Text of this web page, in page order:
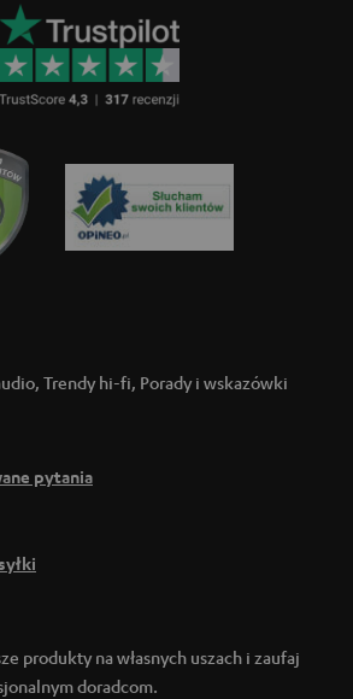
Trendy hi-fi, Porady i wskazówki
pytania
produkty na własnych uszach i zaufaj
doradcom.